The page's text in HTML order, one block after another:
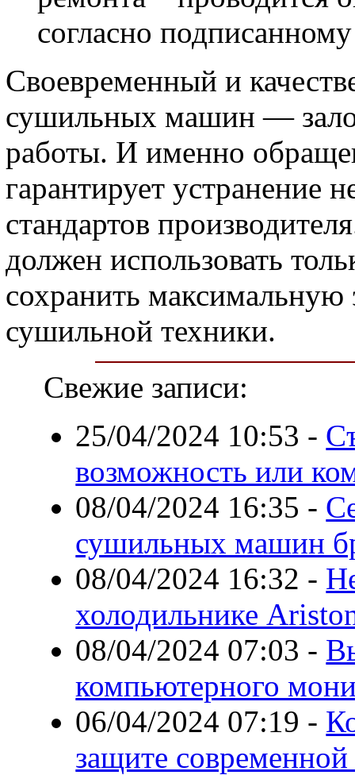
согласно
Своевременный и
сушильных машин —
работы. И именно
гарантирует устранение
стандартов
должен использовать
сохранить
сушильной техники.
Свежие записи:
25/04/2024 10:53 -
возможность или
08/04/2024 16:35 -
сушильных машин
08/04/2024 16:32 -
холодильнике
08/04/2024 07:03 -
компьютерного
06/04/2024 07:19 -
защите